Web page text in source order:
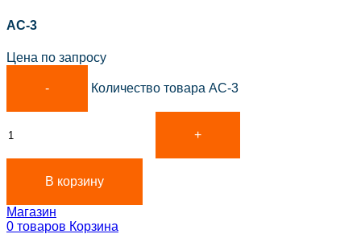
АС-3
Цена по запросу
Количество товара АС-3
В корзину
Магазин
0 товаров Корзина